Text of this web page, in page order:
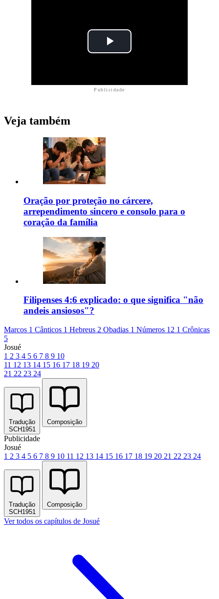
Publicidade
Veja também
Oração por proteção no cárcere,
arrependimento sincero e consolo para o
coração da família
Filipenses 4:6 explicado: o que significa "não
andeis ansiosos"?
Marcos 1 Cânticos 1 Hebreus 2 Obadias 1 Números 12 1 Crônicas
5
Josué
1 2 3 4 5 6 7 8 9 10
11 12 13 14 15 16 17 18 19 20
21 22 23 24
Tradução
SCH1951
Composição
Publicidade
Josué
1 2 3 4 5 6 7 8 9 10 11 12 13 14 15 16 17 18 19 20 21 22 23 24
Tradução
SCH1951
Composição
Ver todos os capítulos de Josué